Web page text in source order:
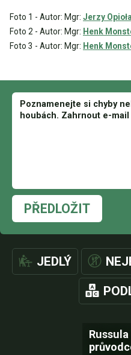
Foto 1 - Autor: Mgr: Jerzy Opioła
Foto 2 - Autor: Mgr: Henk
Foto 3 - Autor: Mgr: Henk
PŘEDLOŽIT
JEDLÝ